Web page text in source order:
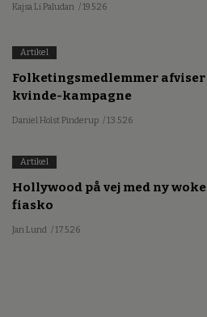
Kajsa Li Paludan / 19.5.26
Artikel
Folketingsmedlemmer afviser
kvinde-kampagne
Daniel Holst Pinderup / 13.5.26
Artikel
Hollywood på vej med ny woke
fiasko
Jan Lund / 17.5.26